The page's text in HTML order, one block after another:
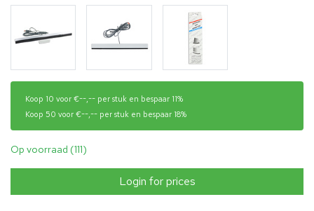
Koop 10 voor €--,-- per stuk en bespaar 11%
Koop 50 voor €--,-- per stuk en bespaar 18%
Op voorraad (111)
Login for prices